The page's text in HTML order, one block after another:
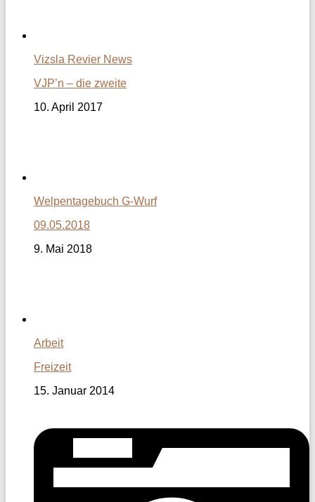
Vizsla Revier News
VJP’n – die zweite
10. April 2017
Welpentagebuch G-Wurf
09.05.2018
9. Mai 2018
Arbeit
Freizeit
15. Januar 2014